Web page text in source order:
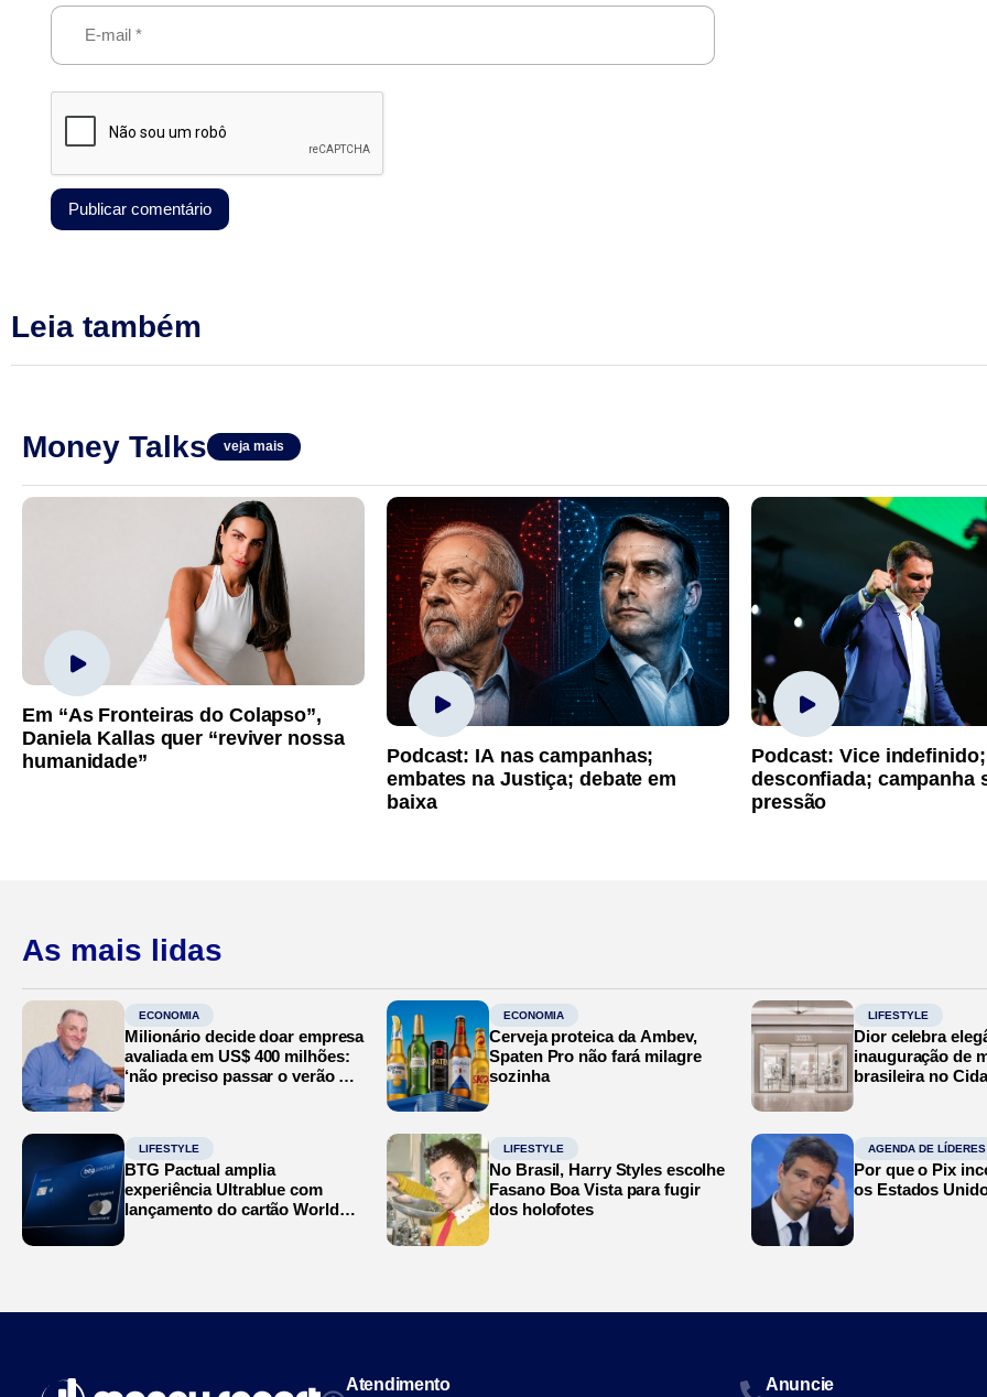
Leia também
Money Talks veja mais
Em “As Fronteiras do Colapso”,
Daniela Kallas quer “reviver nossa
humanidade”
Podcast: IA nas campanhas;
embates na Justiça; debate em
baixa
Podcast: Vice
desconfiada; campanha
pressão
As mais lidas
ECONOMIA
Milionário decide doar empresa
avaliada em US$ 400 milhões:
‘não preciso passar o verão no
ECONOMIA
Cerveja proteica da Ambev,
Spaten Pro não fará milagre
sozinha
LIFESTYLE
Dior celebra
inauguração de
brasileira no
LIFESTYLE
BTG Pactual amplia
experiência Ultrablue com
lançamento do cartão World
LIFESTYLE
No Brasil, Harry Styles escolhe
Fasano Boa Vista para fugir
dos holofotes
AGENDA DE LÍDERES
Por que o Pix
os Estados
Atendimento Anuncie